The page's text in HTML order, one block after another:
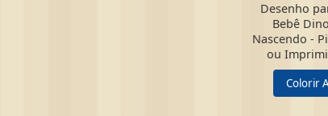
Desenho
Bebê
Nascendo -
ou
Colorir